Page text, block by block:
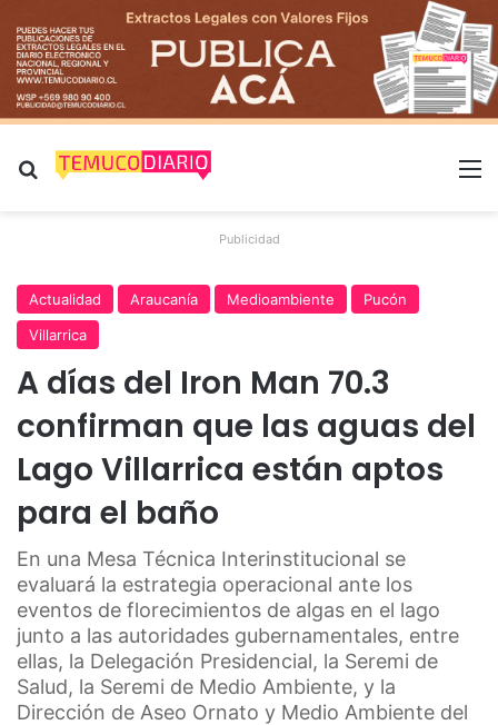
Buscar por
Publicidad
Actualidad Araucanía Medioambiente
Pucón
Villarrica
A días del Iron Man 70.3
confirman que las aguas del
Lago Villarrica están aptos
para el baño
En una Mesa Técnica Interinstitucional se
evaluará la estrategia operacional ante los
eventos de florecimientos de algas en el lago
junto a las autoridades gubernamentales, entre
ellas, la Delegación Presidencial, la Seremi de
Salud, la Seremi de Medio Ambiente, y la
Dirección de Aseo Ornato y Medio Ambiente del